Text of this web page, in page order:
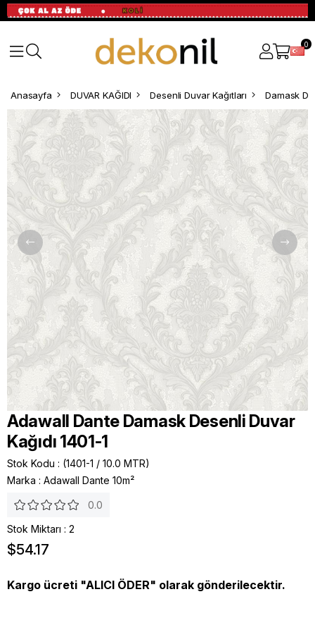
0
Anasayfa DUVAR KAĞIDI Desenli Duvar Kağıtları Damask
Adawall Dante Damask Desenli Duvar
Kağıdı 1401-1
Stok Kodu
(1401-1 / 10.0 MTR)
Marka : Adawall Dante 10m²
0.0
Stok Miktarı : 2
$54.17
Kargo ücreti "ALICI ÖDER" olarak gönderilecektir.